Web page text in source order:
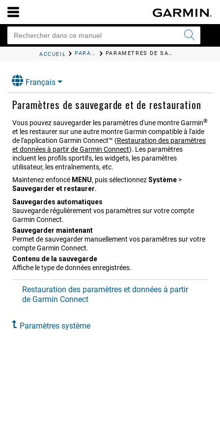
ACCUEIL PARAMÈTRES SYSTÈME PARAMÈTRES DE SAUVEGARDE ET DE RESTAURATION
Français
Paramètres de sauvegarde et de restauration
Vous pouvez sauvegarder les paramètres d'une montre Garmin®
et les restaurer sur une autre montre Garmin compatible à l'aide
de l'application Garmin Connect™ (Restauration des paramètres
et données à partir de Garmin Connect). Les paramètres
incluent les profils sportifs, les widgets, les paramètres
utilisateur, les entraînements, etc.
Maintenez enfoncé MENU, puis sélectionnezSystème >
Sauvegarder et restaurer.
Sauvegardes automatiques
Sauvegarde régulièrement vos paramètres sur votre compte
Garmin Connect.
Sauvegarder maintenant
Permet de sauvegarder manuellement vos paramètres sur votre
compte Garmin Connect.
Contenu de la sauvegarde
Affiche le type de données enregistrées.
Restauration des paramètres et données à partir
de Garmin Connect
Paramètres système